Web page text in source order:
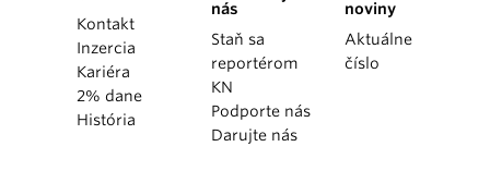
Kontakt
Inzercia
Kariéra
2% dane
História
nás
Staň sa
reportérom
KN
Podporte nás
Darujte nás
noviny
Aktuálne
číslo